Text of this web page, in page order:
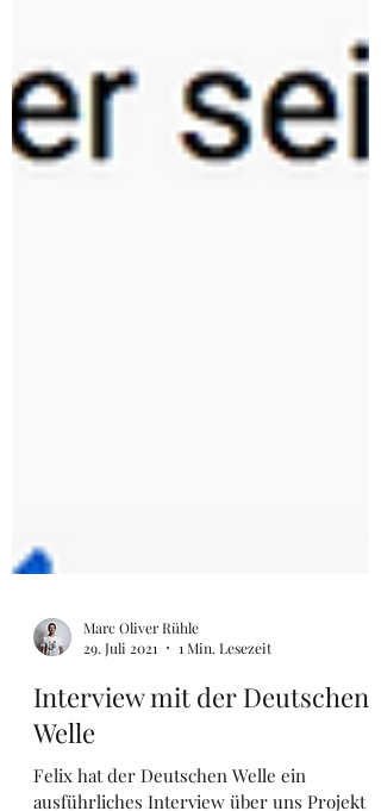
Marc Oliver Rühle
29. Juli 2021
1 Min. Lesezeit
Interview mit der Deutschen
Welle